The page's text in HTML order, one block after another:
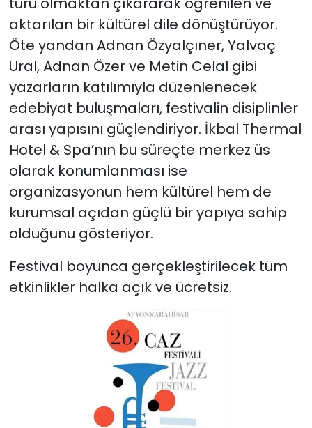
aktarılan bir kültürel dile dönüştürüyor.
Öte yandan Adnan Özyalçıner, Yalvaç
Ural, Adnan Özer ve Metin Celal gibi
yazarların katılımıyla düzenlenecek
edebiyat buluşmaları, festivalin disiplinler
arası yapısını güçlendiriyor. İkbal Thermal
Hotel & Spa’nın bu süreçte merkez üs
olarak konumlanması ise
organizasyonun hem kültürel hem de
kurumsal açıdan güçlü bir yapıya sahip
olduğunu gösteriyor.
Festival boyunca gerçekleştirilecek tüm
etkinlikler halka açık ve ücretsiz.